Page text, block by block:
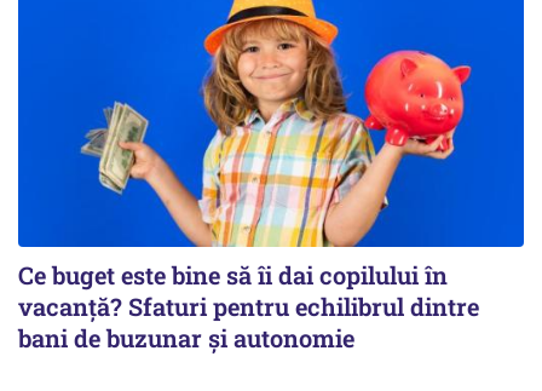
Ce buget este bine să îi dai copilului în
vacanță? Sfaturi pentru echilibrul dintre
bani de buzunar și autonomie